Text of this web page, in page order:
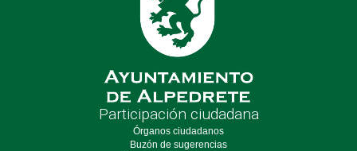
Participación ciudadana
Órganos ciudadanos
Buzón de sugerencias